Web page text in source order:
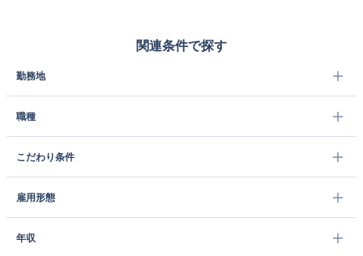
関連条件で探す
勤務地
職種
こだわり条件
雇用形態
年収